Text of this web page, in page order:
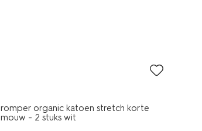
romper organic katoen stretch korte
mouw - 2 stuks wit